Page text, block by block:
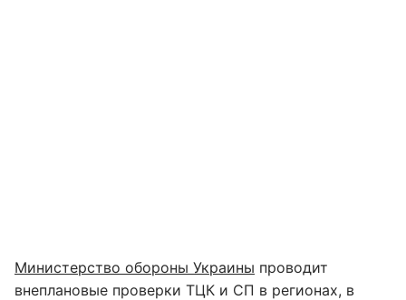
Министерство обороны Украины проводит
внеплановые проверки ТЦК и СП в регионах, в